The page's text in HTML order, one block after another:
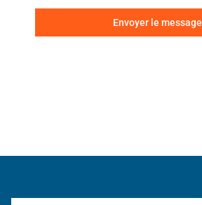
Envoyer le message